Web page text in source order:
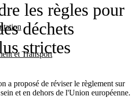
et Transport
les règles pour
déchets
strictes
a proposé de réviser le règlement sur
et en dehors de l'Union européenne.